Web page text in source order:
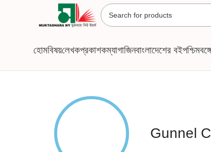
হোমবিষয়লেখকপ্রকাশকম্যাগাজিনবাংলাদেশের বই
Gunnel